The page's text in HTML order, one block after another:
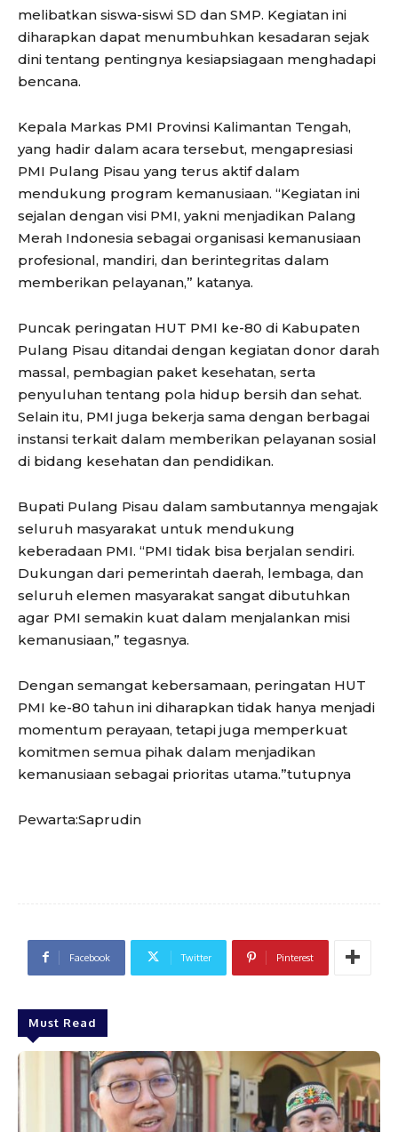
melibatkan siswa-siswi SD dan SMP. Kegiatan ini
diharapkan dapat menumbuhkan kesadaran sejak
dini tentang pentingnya kesiapsiagaan menghadapi
bencana.
Kepala Markas PMI Provinsi Kalimantan Tengah,
yang hadir dalam acara tersebut, mengapresiasi
PMI Pulang Pisau yang terus aktif dalam
mendukung program kemanusiaan. “Kegiatan ini
sejalan dengan visi PMI, yakni menjadikan Palang
Merah Indonesia sebagai organisasi kemanusiaan
profesional, mandiri, dan berintegritas dalam
memberikan pelayanan,” katanya.
Puncak peringatan HUT PMI ke-80 di Kabupaten
Pulang Pisau ditandai dengan kegiatan donor darah
massal, pembagian paket kesehatan, serta
penyuluhan tentang pola hidup bersih dan sehat.
Selain itu, PMI juga bekerja sama dengan berbagai
instansi terkait dalam memberikan pelayanan sosial
di bidang kesehatan dan pendidikan.
Bupati Pulang Pisau dalam sambutannya mengajak
seluruh masyarakat untuk mendukung
keberadaan PMI. “PMI tidak bisa berjalan sendiri.
Dukungan dari pemerintah daerah, lembaga, dan
seluruh elemen masyarakat sangat dibutuhkan
agar PMI semakin kuat dalam menjalankan misi
kemanusiaan,” tegasnya.
Dengan semangat kebersamaan, peringatan HUT
PMI ke-80 tahun ini diharapkan tidak hanya menjadi
momentum perayaan, tetapi juga memperkuat
komitmen semua pihak dalam menjadikan
kemanusiaan sebagai prioritas utama.”tutupnya
Pewarta:Saprudin
Facebook Twitter Pinterest
Must Read